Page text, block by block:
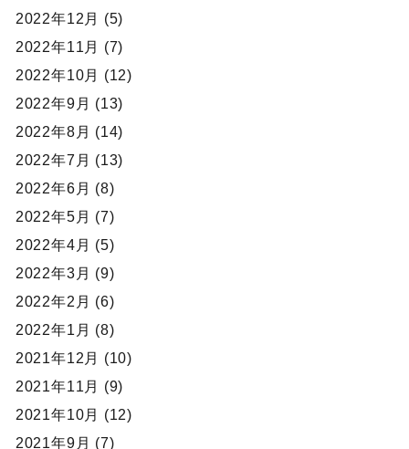
2022年12月 (5)
2022年11月 (7)
2022年10月 (12)
2022年9月 (13)
2022年8月 (14)
2022年7月 (13)
2022年6月 (8)
2022年5月 (7)
2022年4月 (5)
2022年3月 (9)
2022年2月 (6)
2022年1月 (8)
2021年12月 (10)
2021年11月 (9)
2021年10月 (12)
2021年9月 (7)